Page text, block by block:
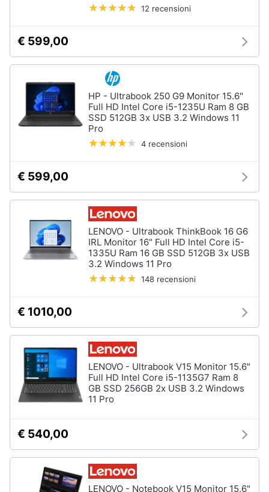
12 recensioni
€ 599,00
HP - Ultrabook 250 G9 Monitor 15.6"
Full HD Intel Core i5-1235U Ram 8 GB
SSD 512GB 3x USB 3.2 Windows 11
Pro
4 recensioni
€ 599,00
LENOVO - Ultrabook ThinkBook 16 G6
IRL Monitor 16" Full HD Intel Core i5-
1335U Ram 16 GB SSD 512GB 3x USB
3.2 Windows 11 Pro
148 recensioni
€ 1010,00
LENOVO - Ultrabook V15 Monitor 15.6"
Full HD Intel Core i5-1135G7 Ram 8
GB SSD 256GB 2x USB 3.2 Windows
11 Pro
€ 540,00
LENOVO - Notebook V15 Monitor 15.6"